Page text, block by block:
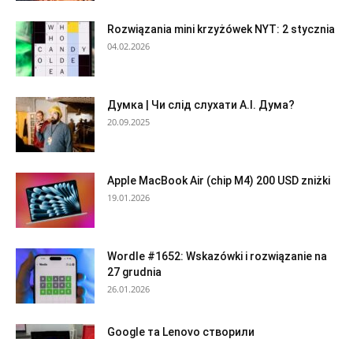
Rozwiązania mini krzyżówek NYT: 2 stycznia
04.02.2026
Думка | Чи слід слухати А.І. Дума?
20.09.2025
Apple MacBook Air (chip M4) 200 USD zniżki
19.01.2026
Wordle #1652: Wskazówki i rozwiązanie na
27 grudnia
26.01.2026
Google та Lenovo створили